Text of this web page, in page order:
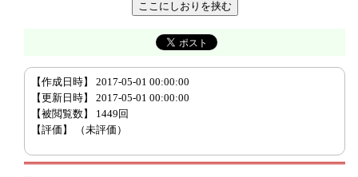
ここにしおりを挟む
【作成日時】 2017-05-01 00:00:00
【更新日時】 2017-05-01 00:00:00
【被閲覧数】 1449回
【評価】
（未評価）